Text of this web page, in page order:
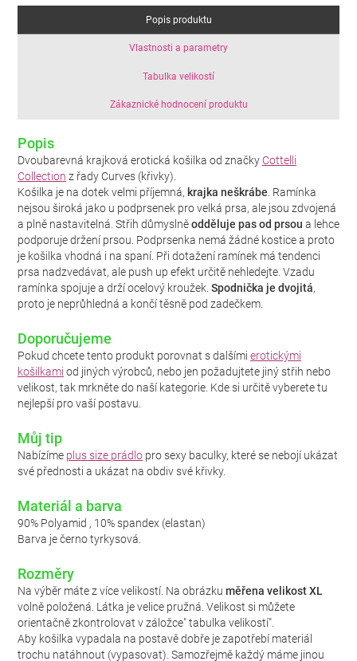
Popis produktu
Vlastnosti a parametry
Tabulka velikostí
Zákaznické hodnocení produktu
Popis
Dvoubarevná krajková erotická košilka od značky Cottelli
Collection z řady Curves (křivky).
Košilka je na dotek velmi příjemná, krajka neškrábe. Ramínka
nejsou široká jako u podprsenek pro velká prsa, ale jsou zdvojená
a plně nastavitelná. Střih důmyslněodděluje pas od prsou a lehce
podporuje držení prsou. Podprsenka nemá žádné kostice a proto
je košilka vhodná i na spaní. Při dotažení ramínek má tendenci
prsa nadzvedávat, ale push up efekt určitě nehledejte. Vzadu
ramínka spojuje a drží ocelový kroužek. Spodnička je dvojitá,
proto je neprůhledná a končí těsně pod zadečkem.
Doporučujeme
Pokud chcete tento produkt porovnat s dalšími erotickými
košilkami od jiných výrobců, nebo jen požadujtete jiný střih nebo
velikost, tak mrkněte do naší kategorie. Kde si určitě vyberete tu
nejlepší pro vaší postavu.
Můj tip
Nabízíme plus size prádlo pro sexy baculky, které se nebojí ukázat
své přednosti a ukázat na obdiv své křivky.
Materiál a barva
90% Polyamid , 10% spandex (elastan)
Barva je černo tyrkysová.
Rozměry
Na výběr máte z více velikostí. Na obrázku měřena velikost XL
volně položená. Látka je velice pružná. Velikost si můžete
orientačně zkontrolovat v záložce" tabulka velikostí".
Aby košilka vypadala na postavě dobře je zapotřebí materiál
trochu natáhnout (vypasovat). Samozřejmě každý máme jinou